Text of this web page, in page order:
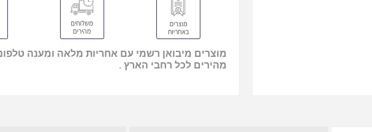
מוצרים מיבואן רשמי עם אחריות מלאה ומענה
מהירים לכל רחבי הארץ .